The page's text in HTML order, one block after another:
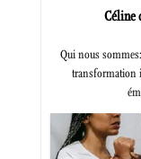
Céline
Qui nous
transformation